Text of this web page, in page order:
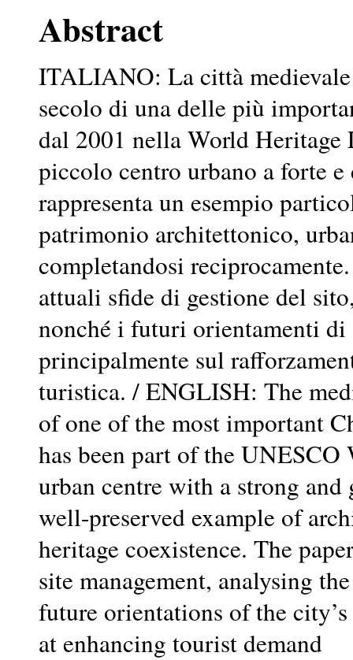
Abstract
ITALIANO: La città
secolo di una delle più
dal 2001 nella World
piccolo centro urbano a forte
rappresenta un esempio
patrimonio architettonico,
completandosi
attuali sfide di gestione del
nonché i futuri orientamenti
principalmente sul
turistica. / ENGLISH: The
of one of the most important
has been part of the
urban centre with a strong
well-preserved example of
heritage coexistence. The
site management, analysing
future orientations of the
at enhancing tourist demand